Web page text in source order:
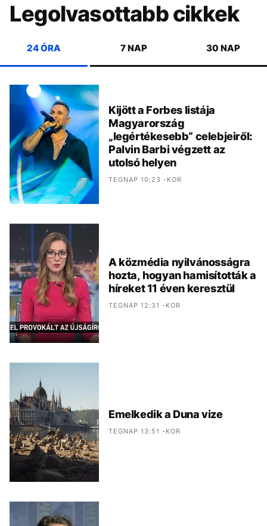
Legolvasottabb cikkek
24 ÓRA 7 NAP 30 NAP
Kijött a Forbes listája
Magyarország
„legértékesebb“ celebjeiről:
Palvin Barbi végzett az
utolsó helyen
TEGNAP 10:23 -KOR
A közmédia nyilvánosságra
hozta, hogyan hamisították a
híreket 11 éven keresztül
TEGNAP 12:31 -KOR
Emelkedik a Duna vize
TEGNAP 13:51 -KOR